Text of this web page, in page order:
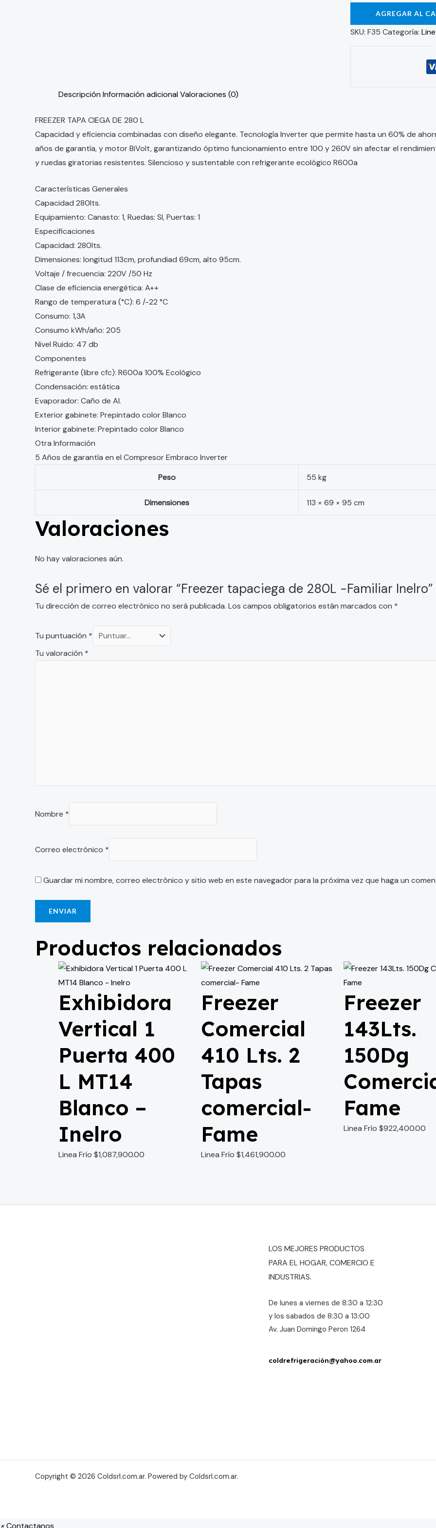
AGREGAR AL
SKU: F35 Categoría:
DescripciónInformación adicionalValoraciones (0)
FREEZER TAPA CIEGA DE 280 L
Capacidad y eficiencia combinadas con diseño elegante. Tecnología Inverter que permite hasta un 60% de
años de garantía, y motor BiVolt, garantizando óptimo funcionamiento entre 100 y 260V sin afectar el
y ruedas giratorias resistentes. Silencioso y sustentable con refrigerante ecológico R600a
Características Generales
Capacidad 280lts.
Equipamiento: Canasto: 1, Ruedas: SI, Puertas: 1
Especificaciones
Capacidad: 280lts.
Dimensiones: longitud 113cm, profundiad 69cm, alto 95cm.
Voltaje / frecuencia: 220V /50 Hz
Clase de eficiencia energética: A++
Rango de temperatura (°C): 6 /-22 °C
Consumo: 1,3A
Consumo kWh/año: 205
Nivel Ruido: 47 db
Componentes
Refrigerante (libre cfc): R600a 100% Ecológico
Condensación: estática
Evaporador: Caño de Al.
Exterior gabinete: Prepintado color Blanco
Interior gabinete: Prepintado color Blanco
Otra Información
5 Años de garantía en el Compresor Embraco Inverter
Peso
55 kg
Dimensiones 113 × 69 × 95 cm
Valoraciones
No hay valoraciones aún.
Sé el primero en valorar “Freezer tapaciega de 280L -Familiar Inelro”
Tu dirección de correo electrónico no será publicada. Los campos obligatorios están marcados con *
Tu puntuación *
Tu valoración *
Nombre *
Correo electrónico *
Guardar mi nombre, correo electrónico y sitio web en este navegador para la próxima vez que haga un
Productos relacionados
Exhibidora
Vertical 1
Puerta 400
L MT14
Blanco –
Inelro
Linea Frío $1,087,900.00
Freezer
Comercial
410 Lts. 2
Tapas
comercial-
Fame
Linea Frío $1,461,900.00
Freezer
143Lts.
150Dg
Fame
Linea Frío $922,400.00
LOS MEJORES PRODUCTOS
PARA EL HOGAR, COMERCIO E
INDUSTRIAS.
De lunes a viernes de 8:30 a 12:30
y los sabados de 8:30 a 13:00
Av. Juan Domingo Peron 1264
coldrefrigeración@yahoo.com.ar
Copyright © 2026 Coldsrl.com.ar. Powered by Coldsrl.com.ar.
×Contactanos